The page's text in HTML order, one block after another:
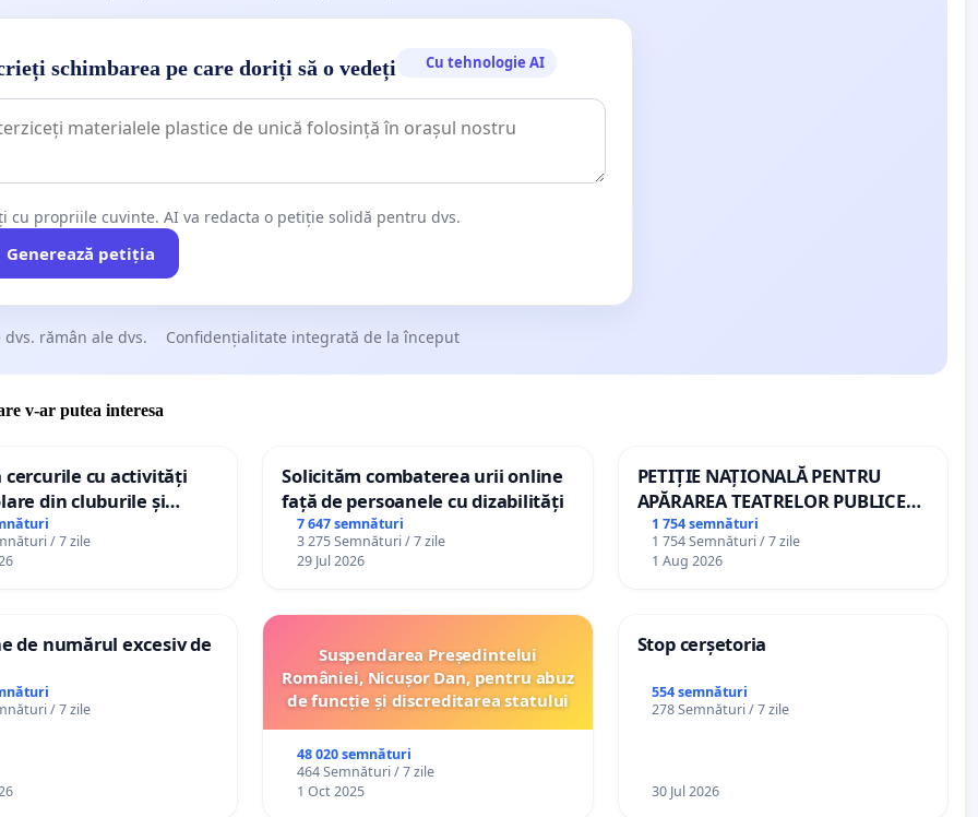
schimbarea pe care doriți să o vedeți Cu tehnologie AI
cu propriile cuvinte. AI va redacta o petiție solidă pentru dvs.
Generează petiția
dvs. rămân ale dvs. Confidențialitate integrată de la început
v-ar putea interesa
cercurile cu activități
din cluburile și
/ 7 zile
Solicităm combaterea urii online
față de persoanele cu dizabilități
7 647 semnături
3 275 Semnături / 7 zile
29 Jul 2026
PETIȚIE NAȚIONALĂ PENTRU
APĂRAREA TEATRELOR PUBLICE
DE REPERTORIU DIN ROMÂNIA
1 754 semnături
1 754 Semnături / 7 zile
1 Aug 2026
de numărul excesiv de
/ 7 zile
Suspendarea Președintelui
României, Nicușor Dan, pentru abuz
de funcție și discreditarea statului
48 020 semnături
464 Semnături / 7 zile
1 Oct 2025
Stop cerșetoria
554 semnături
278 Semnături / 7 zile
30 Jul 2026